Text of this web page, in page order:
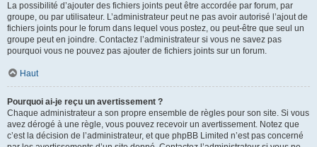
La possibilité d’ajouter des fichiers joints peut être accordée par forum, par
groupe, ou par utilisateur. L’administrateur peut ne pas avoir autorisé l’ajout de
fichiers joints pour le forum dans lequel vous postez, ou peut-être que seul un
groupe peut en joindre. Contactez l’administrateur si vous ne savez pas
pourquoi vous ne pouvez pas ajouter de fichiers joints sur un forum.
Haut
Pourquoi ai-je reçu un avertissement ?
Chaque administrateur a son propre ensemble de règles pour son site. Si vous
avez dérogé à une règle, vous pouvez recevoir un avertissement. Notez que
c’est la décision de l’administrateur, et que phpBB Limited n’est pas concerné